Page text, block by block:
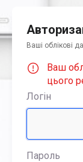
Ваші облікові
Ваш
цього
Логін
Пароль